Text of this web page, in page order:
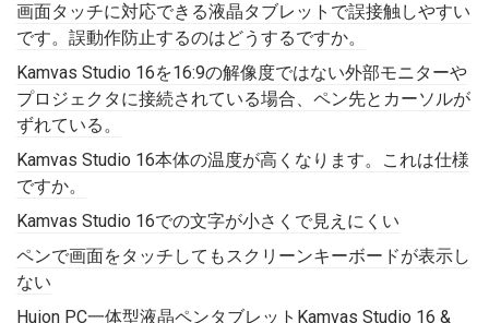
画面タッチに対応できる液晶タブレットで誤接触しやすい
です。誤動作防止するのはどうするですか。
Kamvas Studio 16を16:9の解像度ではない外部モニターや
プロジェクタに接続されている場合、ペン先とカーソルが
ずれている。
Kamvas Studio 16本体の温度が高くなります。これは仕様
ですか。
Kamvas Studio 16での文字が小さくで見えにくい
ペンで画面をタッチしてもスクリーンキーボードが表示し
ない
Huion PC一体型液晶ペンタブレットKamvas Studio 16 &